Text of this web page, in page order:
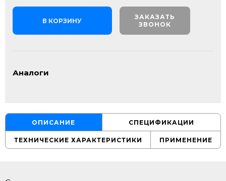
В КОРЗИНУ
ЗАКАЗАТЬ
ЗВОНОК
Аналоги
ОПИСАНИЕ СПЕЦИФИКАЦИИ
ТЕХНИЧЕСКИЕ ХАРАКТЕРИСТИКИ ПРИМЕНЕНИЕ